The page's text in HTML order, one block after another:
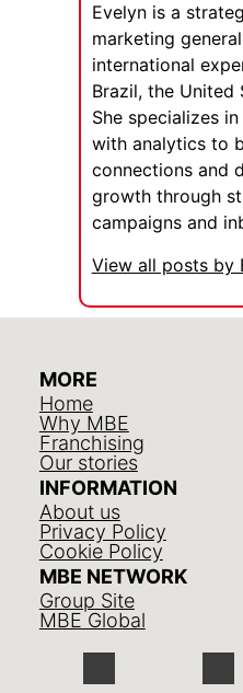
Evelyn is a
marketing
international
Brazil, the United
She specializes
with analytics to
connections and
growth through
campaigns and
View all posts by
MORE
Home
Why MBE
Franchising
Our stories
INFORMATION
About us
Privacy Policy
Cookie Policy
MBE NETWORK
Group Site
MBE Global